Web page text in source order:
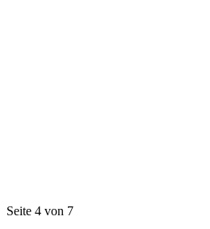
Seite 4 von 7